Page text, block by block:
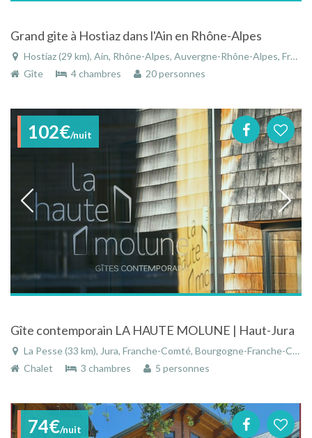
Grand gite à Hostiaz dans l'Ain en Rhône-Alpes
Hostiaz (29 km), Ain, Rhône-Alpes, Auvergne-Rhône-Alpes, France
Gîte
4 chambres 20 personnes
102€/nuit
Gîte contemporain LA HAUTE MOLUNE | Haut-Jura
La Pesse (33 km), Jura, Franche-Comté, Bourgogne-Franche-Comté, France
Chalet
3 chambres 5 personnes
74€/nuit